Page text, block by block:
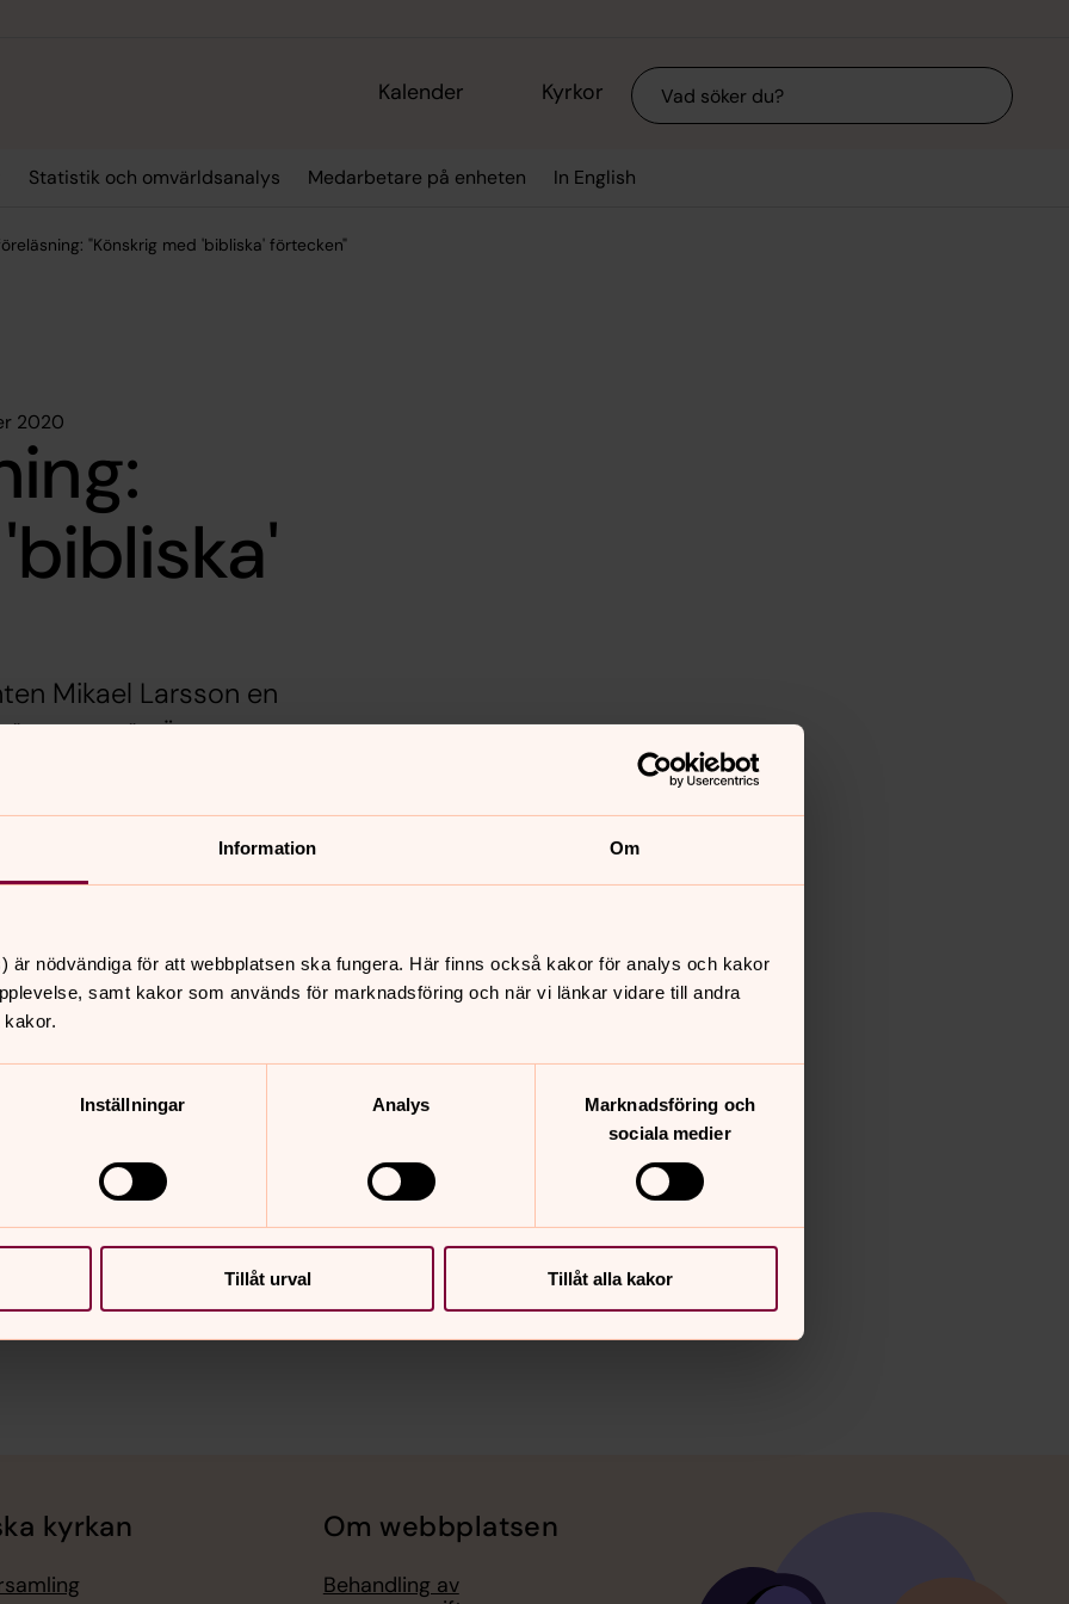
Information Om
är nödvändiga för att webbplatsen ska fungera. Här finns också kakor för analys och kakor
samt kakor som används för marknadsföring och när vi länkar vidare till andra
Inställningar Analys
Marknadsföring och
sociala medier
Tillåt urval Tillåt alla kakor
Kalender Kyrkor Sök
Statistik och omvärldsanalys Medarbetare på enheten In English
"Könskrig med 'bibliska' förtecken"
2020
Mikael Larsson en
FÖRTECKEN?
i samtiden med utgångspunkt i
barnbiblar och kristen ”chic lit”.
i Lars von Triers
kyrkan Om webbplatsen
Behandling av